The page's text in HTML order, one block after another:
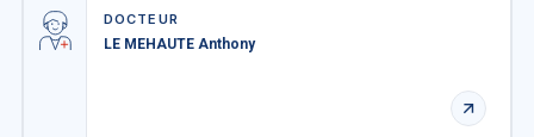
DOCTEUR
LE MEHAUTE Anthony